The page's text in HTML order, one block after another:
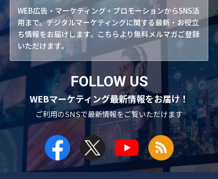
WEB広告・マーケティング・プロモーションからSNS活
用まで。デジタルマーケティングに関する最新・お役立
ち情報をお届けします。こちらより無料メルマガご登録
いただけます。
FOLLOW US
WEBマーケティング最新情報をお届け！
ご利用のSNSで最新情報をご覧いただけます